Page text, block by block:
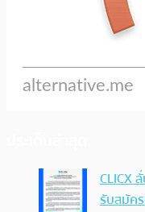
CLICX
รับสมัค